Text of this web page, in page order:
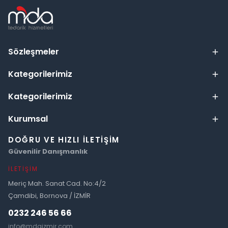
Sözleşmeler
Kategorilerimiz
Kategorilerimiz
Kurumsal
DOĞRU VE HIZLI İLETIŞIM
Güvenilir Danışmanlık
İLETIŞIM
Meriç Mah. Sanat Cad. No:4/2
Çamdibi, Bornova / İZMİR
0232 246 56 66
info@mdaizmir.com